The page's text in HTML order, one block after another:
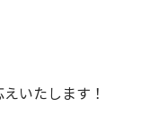
いたします！